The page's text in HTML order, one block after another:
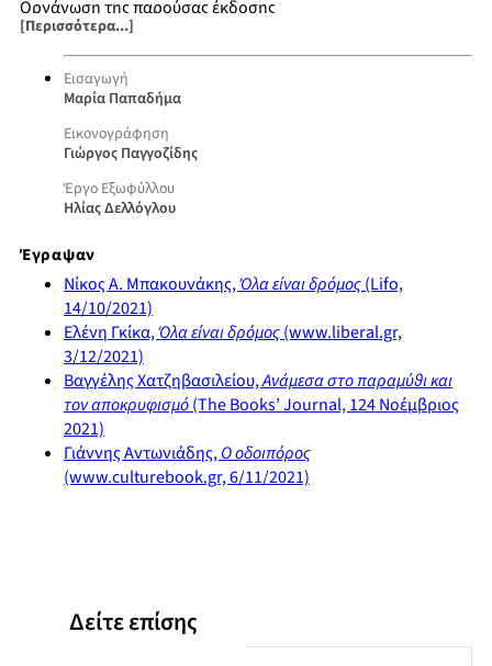
Οργάνωση της παρούσας έκδοσης
Ο οδοιπόρος
Δομή του διηγήματος και σχεδιασμός της συνέχειάς του
[Περισσότερα...]
Εισαγωγή
Μαρία Παπαδήμα
Εικονογράφηση
Γιώργος Παγγοζίδης
Έργο Εξωφύλλου
Ηλίας Δελλόγλου
Έγραψαν
Νίκος Α. Μπακουνάκης,Όλα είναι δρόμος(Lifo,
14/10/2021)
Ελένη Γκίκα,Όλα είναι δρόμος(www.liberal.gr,
3/12/2021)
Βαγγέλης Χατζηβασιλείου,Ανάμεσα στο παραμύθι και
τον αποκρυφισμό(The Books’ Journal, 124 Νοέμβριος
2021)
Γιάννης Αντωνιάδης,Ο οδοιπόρος
(www.culturebook.gr, 6/11/2021)
Δείτε επίσης